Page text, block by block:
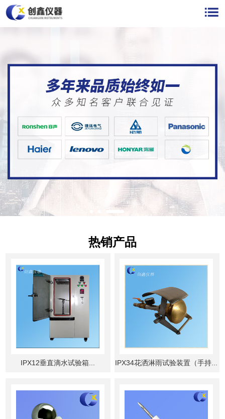
热销产品
IPX12垂直滴水试验箱... IPX34花洒淋雨试验装置（手持...